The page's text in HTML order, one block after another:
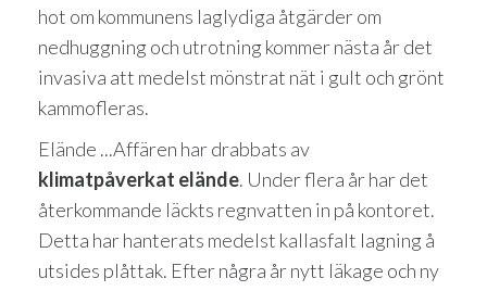
hot om kommunens laglydiga åtgärder om
nedhuggning och utrotning kommer nästa år det
invasiva att medelst mönstrat nät i gult och grönt
kammofleras.
Elände ...Affären har drabbats av
klimatpåverkat elände. Under flera år har det
återkommande läckts regnvatten in på kontoret.
Detta har hanterats medelst kallasfalt lagning å
utsides plåttak. Efter några år nytt läkage och ny